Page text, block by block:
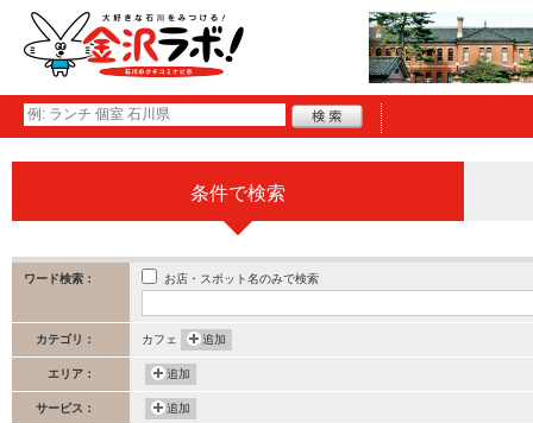
条件で検索
ワード検索： お店・スポット名のみで検索
カテゴリ： カフェ 追加
エリア： 追加
サービス： 追加